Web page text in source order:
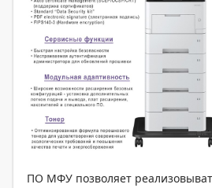
ПО МФУ позволяет